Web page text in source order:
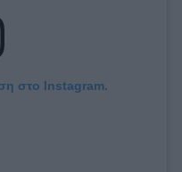
στο Instagram.